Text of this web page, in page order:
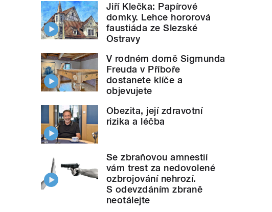
Jiří Klečka: Papírové
domky. Lehce hororová
faustiáda ze Slezské
Ostravy
V rodném domě Sigmunda
Freuda v Příboře
dostanete klíče a
objevujete
Obezita, její zdravotní
rizika a léčba
Se zbraňovou amnestií
vám trest za nedovolené
ozbrojování nehrozí.
S odevzdáním zbraně
neotálejte